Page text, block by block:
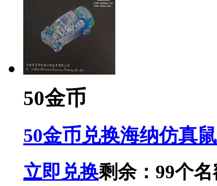
50金币
50金币兑换海纳仿真
立即兑换剩余：99个